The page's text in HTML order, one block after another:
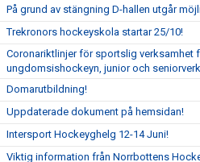
På grund av stängning D-hallen utgår
Trekronors hockeyskola startar 25/10!
Coronariktlinjer för sportslig verksamhet
ungdomsishockeyn, junior och
Domarutbildning!
Uppdaterade dokument på hemsidan!
Intersport Hockeyghelg 12-14 Juni!
Viktig information från Norrbottens